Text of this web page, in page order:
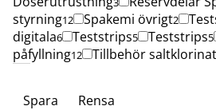
styrning12 Spakemi övrigt2
digitala6 Teststrips5 Teststrips5
påfyllning12 Tillbehör
Spara Rensa